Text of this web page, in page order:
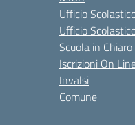
Ufficio
Ufficio
Scuola in Chiaro
Iscrizioni On
Invalsi
Comune